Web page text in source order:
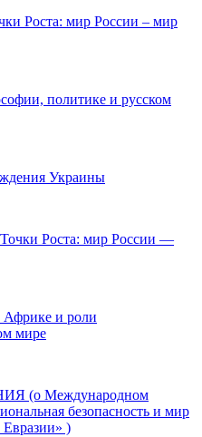
Роста: мир России – мир
политике и русском
Украины
Роста: мир России —
и роли
мире
(о Международном
безопасность и мир
Евразии» )